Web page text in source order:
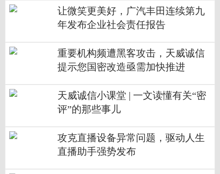
让微笑更美好，广汽丰田连续第九
年发布企业社会责任报告
重要机构频遭黑客攻击，天威诚信
提示您国密改造亟需加快推进
天威诚信小课堂 | 一文读懂有关“密
评”的那些事儿
攻克直播设备异常问题，驱动人生
直播助手强势发布